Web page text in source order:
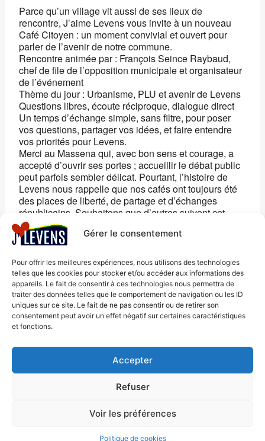
Gérer le consentement
Pour offrir les meilleures expériences, nous utilisons des technologies
telles que les cookies pour stocker et/ou accéder aux informations des
appareils. Le fait de consentir à ces technologies nous permettra de
traiter des données telles que le comportement de navigation ou les ID
uniques sur ce site. Le fait de ne pas consentir ou de retirer son
consentement peut avoir un effet négatif sur certaines caractéristiques
et fonctions.
Accepter
Refuser
Voir les préférences
Politique de cookies
Parce qu’un village vit aussi de ses lieux de
rencontre, J’aime Levens vous invite à un nouveau
Café Citoyen : un moment convivial et ouvert pour
parler de l’avenir de notre commune.
Rencontre animée par : François Seince Raybaud,
chef de file de l’opposition municipale et organisateur
de l’événement
Thème du jour : Urbanisme, PLU et avenir de Levens
Questions libres, écoute réciproque, dialogue direct
Un temps d’échange simple, sans filtre, pour poser
vos questions, partager vos idées, et faire entendre
vos priorités pour Levens.
Merci au Massena qui, avec bon sens et courage, a
accepté d’ouvrir ses portes ; accueillir le débat public
peut parfois sembler délicat. Pourtant, l’histoire de
Levens nous rappelle que nos cafés ont toujours été
des places de liberté, de partage et d’échanges
républicains. Souhaitons que d’autres suivent cet
exemple, pour que la parole citoyenne puisse circuler
sans crainte et sans pression.
Habitants, commerçants, acteurs associatifs : vous
êtes toutes et tous les bienvenus.
Ensemble, faisons de Levens un village où le
dialogue reste indépendant et vivant.
© 2026 J'aime Levens - Thème